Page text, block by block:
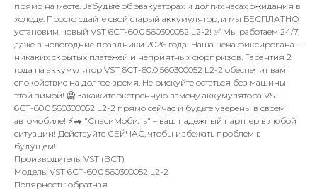
прямо на месте. Забудьте об эвакуаторах и долгих часах ожидания в
холоде. Просто сдайте свой старый аккумулятор, и мы БЕСПЛАТНО
установим новый VST 6СТ-60.0 560300052 L2-2! ✅ Мы работаем 24/7,
даже в новогодние праздники 2026 года! Наша цена фиксирована –
никаких скрытых платежей и неприятных сюрпризов. Гарантия 2
года на аккумулятор VST 6СТ-60.0 560300052 L2-2 обеспечит вам
спокойствие на долгое время. Не рискуйте остаться без машины
этой зимой! 🥶 Закажите экстренную замену аккумулятора VST
6СТ-60.0 560300052 L2-2 прямо сейчас и будьте уверены в своем
автомобиле! ⚡️🚗 "СпасиМобиль" – ваш надежный партнер в любой
ситуации! Действуйте СЕЙЧАС, чтобы избежать проблем в
будущем!
Производитель: VST (ВСТ)
Модель: VST 6СТ-60.0 560300052 L2-2
Полярность: обратная